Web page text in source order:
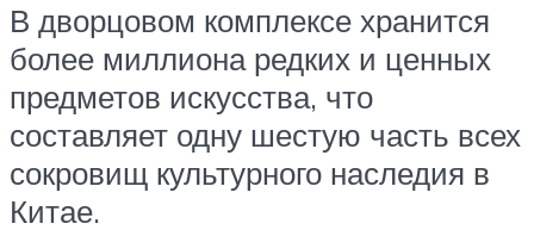
В дворцовом комплексе хранится
более миллиона редких и ценных
предметов искусства, что
составляет одну шестую часть всех
сокровищ культурного наследия в
Китае.